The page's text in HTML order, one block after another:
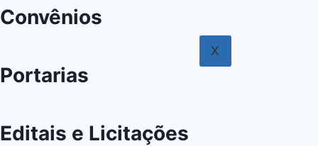
X
Convênios
Portarias
Editais e Licitações